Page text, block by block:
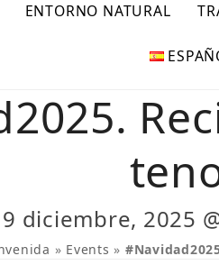
ENTORNO NATURAL
diciembre, 2025
» Events »